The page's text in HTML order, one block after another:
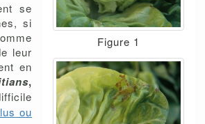
se
si
leur
en
,
ou
Figure 1